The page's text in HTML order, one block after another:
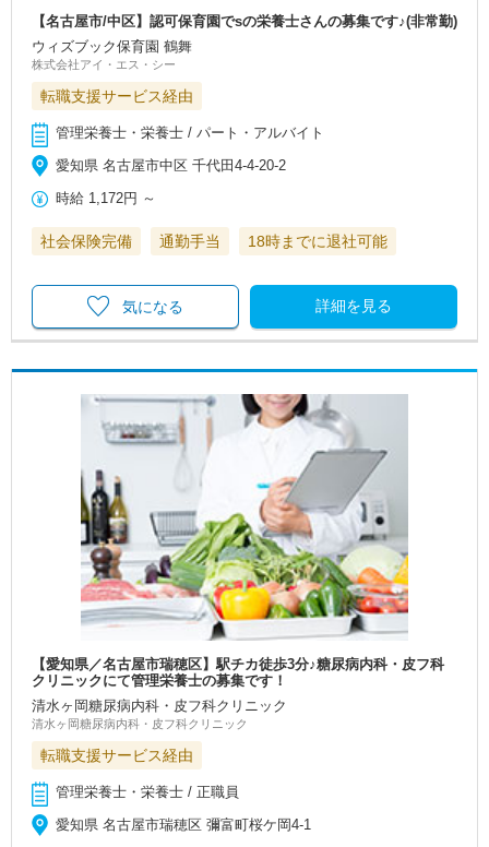
【名古屋市/中区】認可保育園でsの栄養士さんの募集です♪(非常勤)
ウィズブック保育園 鶴舞
株式会社アイ・エス・シー
転職支援サービス経由
管理栄養士・栄養士 / パート・アルバイト
愛知県 名古屋市中区 千代田4-4-20-2
時給 1,172円 ～
社会保険完備 通勤手当 18時までに退社可能
詳細を見る
気になる
【愛知県／名古屋市瑞穂区】駅チカ徒歩3分♪糖尿病内科・皮フ科
クリニックにて管理栄養士の募集です！
清水ヶ岡糖尿病内科・皮フ科クリニック
清水ヶ岡糖尿病内科・皮フ科クリニック
転職支援サービス経由
管理栄養士・栄養士 / 正職員
愛知県 名古屋市瑞穂区 彌富町桜ケ岡4-1